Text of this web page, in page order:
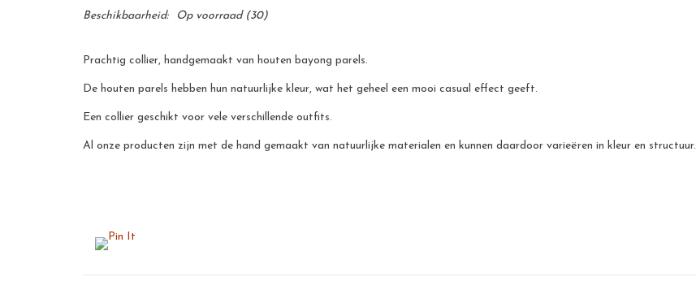
Beschikbaarheid: Op voorraad(30)
Prachtig collier, handgemaakt van houten bayong parels.
De houten parels hebben hun natuurlijke kleur, wat het geheel een mooi casual effect geeft.
Een collier geschikt voor vele verschillende outfits.
Al onze producten zijn met de hand gemaakt van natuurlijke materialen en kunnen daardoor varieëren in kleur en structuur.